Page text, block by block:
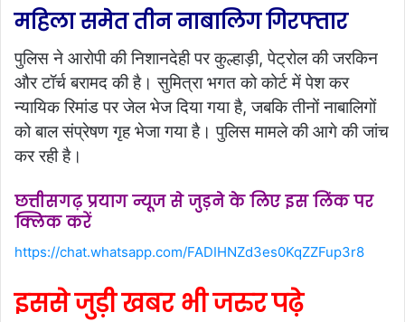
महिला समेत तीन नाबालिग गिरफ्तार
पुलिस ने आरोपी की निशानदेही पर कुल्हाड़ी, पेट्रोल की जरकिन
और टॉर्च बरामद की है। सुमित्रा भगत को कोर्ट में पेश कर
न्यायिक रिमांड पर जेल भेज दिया गया है, जबकि तीनों नाबालिगों
को बाल संप्रेषण गृह भेजा गया है। पुलिस मामले की आगे की जांच
कर रही है।
छत्तीसगढ़ प्रयाग न्यूज से जुड़ने के लिए इस लिंक पर
क्लिक करें
https://chat.whatsapp.com/FADIHNZd3es0KqZZFup3r8
इससे जुड़ी खबर भी जरुर पढ़े